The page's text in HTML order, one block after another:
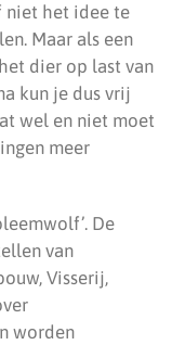
niet het idee te
Maar als een
dier op last van
kun je dus vrij
wel en niet moet
meer
De
van
Visserij,
worden